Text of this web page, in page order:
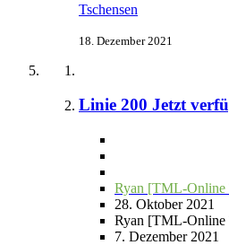
Tschensen
18. Dezember 2021
Linie 200 Jetzt
Ryan [TML-Online
28. Oktober 2021
Ryan [TML-Online
7. Dezember 2021